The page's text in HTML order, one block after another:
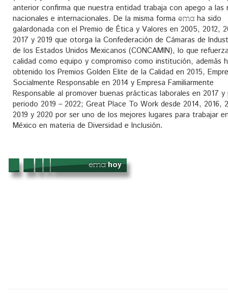
anterior confirma que nuestra entidad trabaja con apego a las
nacionales e internacionales. De la misma forma ema ha sido
galardonada con el Premio de Ética y Valores en 2005, 2012,
2017 y 2019 que otorga la Confederación de Cámaras de
de los Estados Unidos Mexicanos (CONCAMIN), lo que
calidad como equipo y compromiso como institución, además
obtenido los Premios Golden Elite de la Calidad en 2015,
Socialmente Responsable en 2014 y Empresa Familiarmente
Responsable al promover buenas prácticas laborales en 2017 y
periodo 2019 – 2022; Great Place To Work desde 2014, 2016,
2019 y 2020 por ser uno de los mejores lugares para trabajar
México en materia de Diversidad e Inclusión.
emahoy